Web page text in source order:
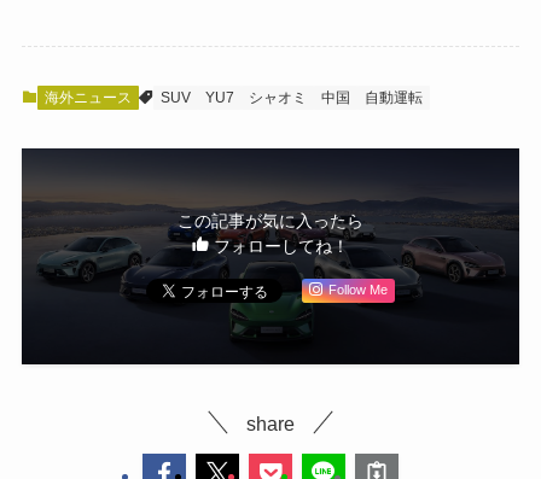
海外ニュース SUV YU7 シャオミ 中国 自動運転
この記事が気に入ったら
フォローしてね！
Follow Me
share